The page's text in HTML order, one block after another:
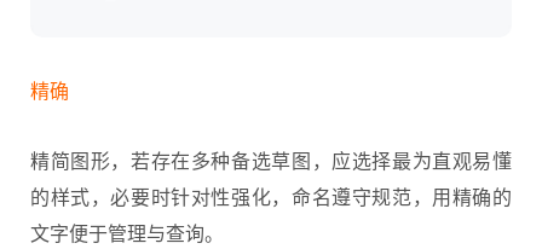
精确
精简图形，若存在多种备选草图，应选择最为直观易懂
的样式，必要时针对性强化，命名遵守规范，用精确的
文字便于管理与查询。